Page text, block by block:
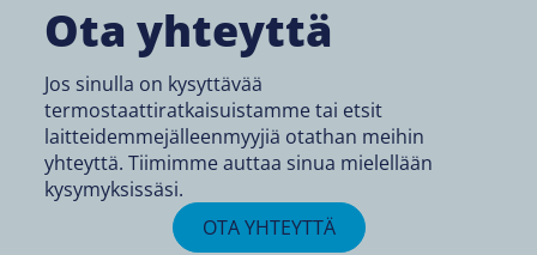
Ota yhteyttä
Jos sinulla on kysyttävää
termostaattiratkaisuistamme tai etsit
laitteidemmejälleenmyyjiä otathan meihin
yhteyttä. Tiimimme auttaa sinua mielellään
kysymyksissäsi.
OTA YHTEYTTÄ